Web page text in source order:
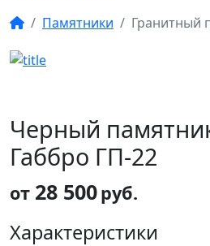
Памятники
Гранитный
Черный
Габбро ГП-22
от 28 500руб.
Характеристики